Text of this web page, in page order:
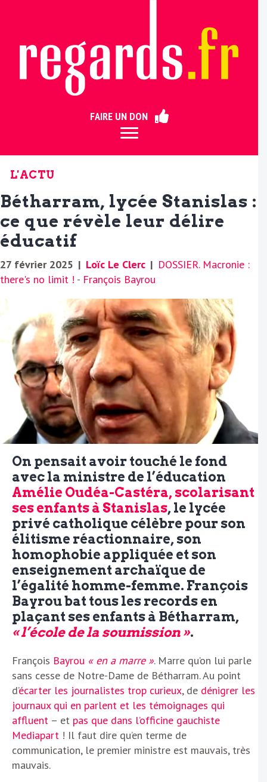
FAIRE UN DON
L'ACTU
Bétharram, lycée Stanislas :
ce que révèle leur délire
éducatif
27 février 2025 | Loïc Le Clerc | DOSSIER. Macronie :
there's no limit ! - François Bayrou
On pensait avoir touché le fond
avec la ministre de l’éducation
Amélie Oudéa-Castéra, scolarisant
ses enfants à Stanislas, le lycée
privé catholique célèbre pour son
élitisme réactionnaire, son
homophobie appliquée et son
enseignement archaïque de
l’égalité homme-femme. François
Bayrou bat tous les records en
plaçant ses enfants à Bétharram,
« l’école de la soumission ».
François Bayrou « en a marre ». Marre qu’on lui parle
sans cesse de Notre-Dame de Bétharram. Au point
d’écarter les journalistes trop curieux, de dénigrer les
journaux qui en parlent et les témoignages qui
affluent – et pas que dans l’officine gauchiste
Mediapart ! Il faut dire qu’en terme de
communication, le premier ministre est mauvais, très
mauvais.